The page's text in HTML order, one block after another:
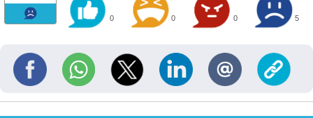
0 0 0 5